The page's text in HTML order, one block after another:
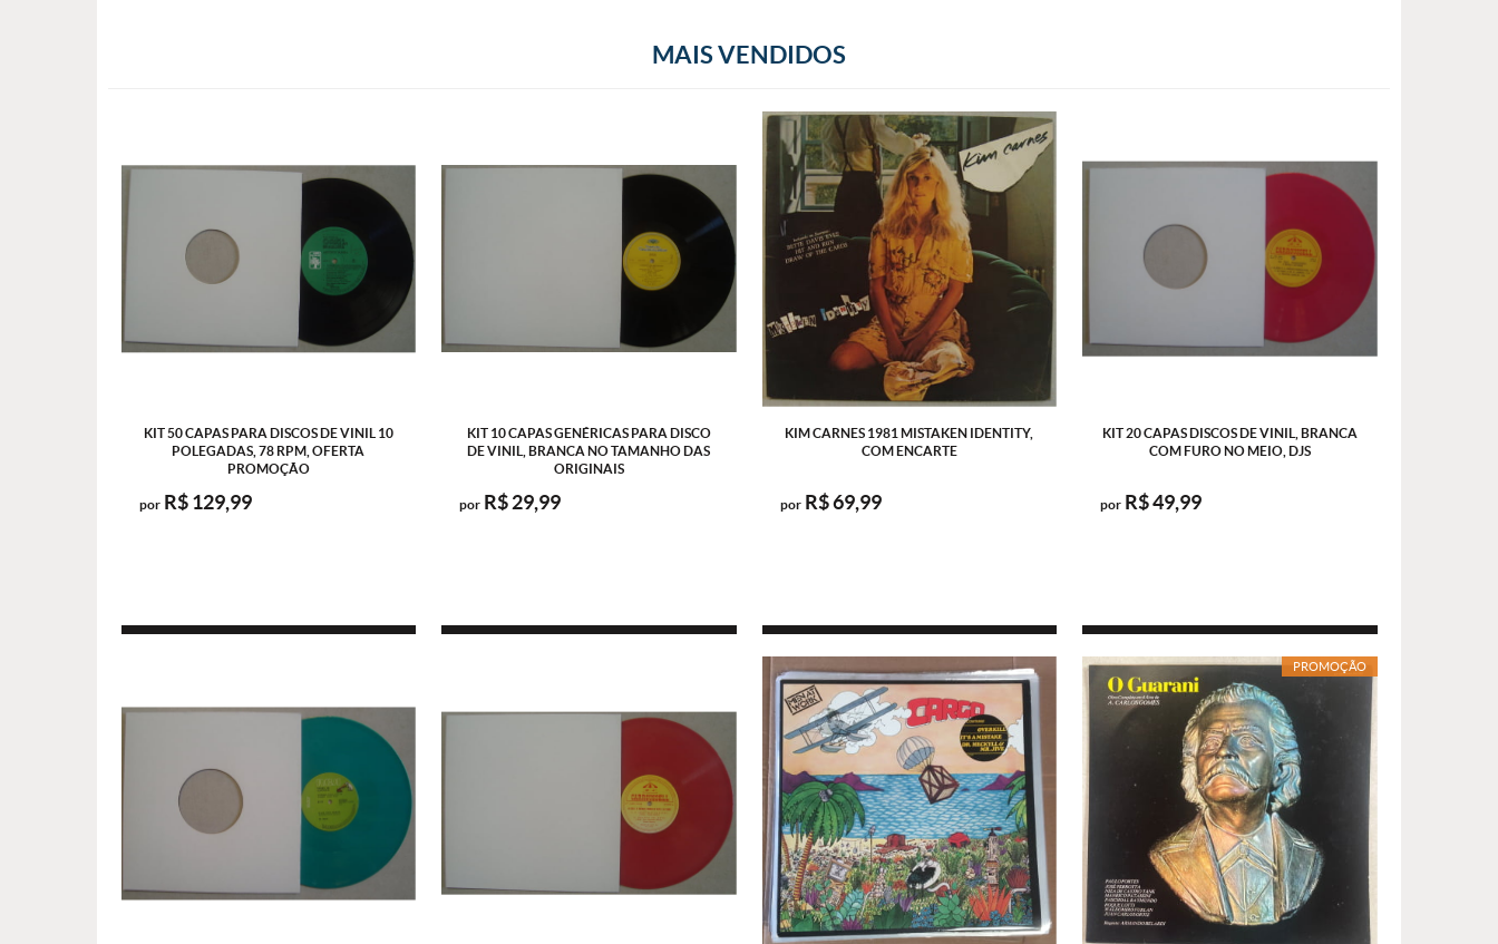
MAIS VENDIDOS
KIT 50 CAPAS PARA DISCOS DE VINIL 10
POLEGADAS, 78 RPM, OFERTA
PROMOÇÃO
por R$ 129,99
KIT 10 CAPAS GENÉRICAS PARA DISCO
DE VINIL, BRANCA NO TAMANHO DAS
ORIGINAIS
por R$ 29,99
KIM CARNES 1981 MISTAKEN IDENTITY,
COM ENCARTE
por R$ 69,99
KIT 20 CAPAS DISCOS DE VINIL, BRANCA
COM FURO NO MEIO, DJS
por R$ 49,99
PROMOÇÃO